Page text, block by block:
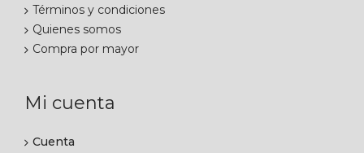
Términos y condiciones
Quienes somos
Compra por mayor
Mi cuenta
Cuenta